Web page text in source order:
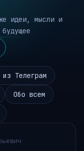
идеи, мысли и
из Телеграм
Обо всем